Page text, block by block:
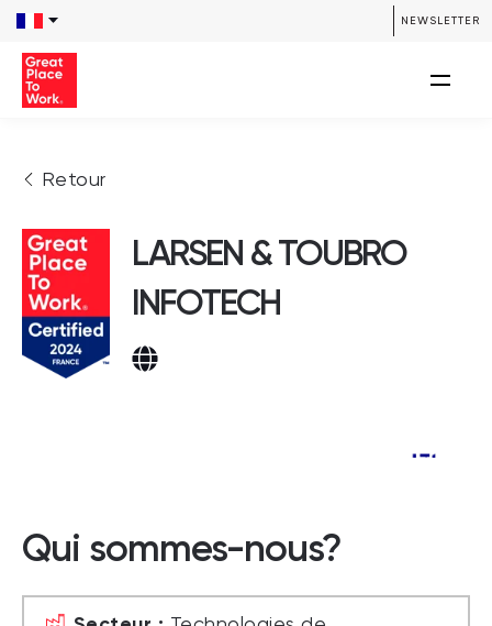
NEWSLETTER
Retour
LARSEN & TOUBRO
INFOTECH
Qui sommes-nous?